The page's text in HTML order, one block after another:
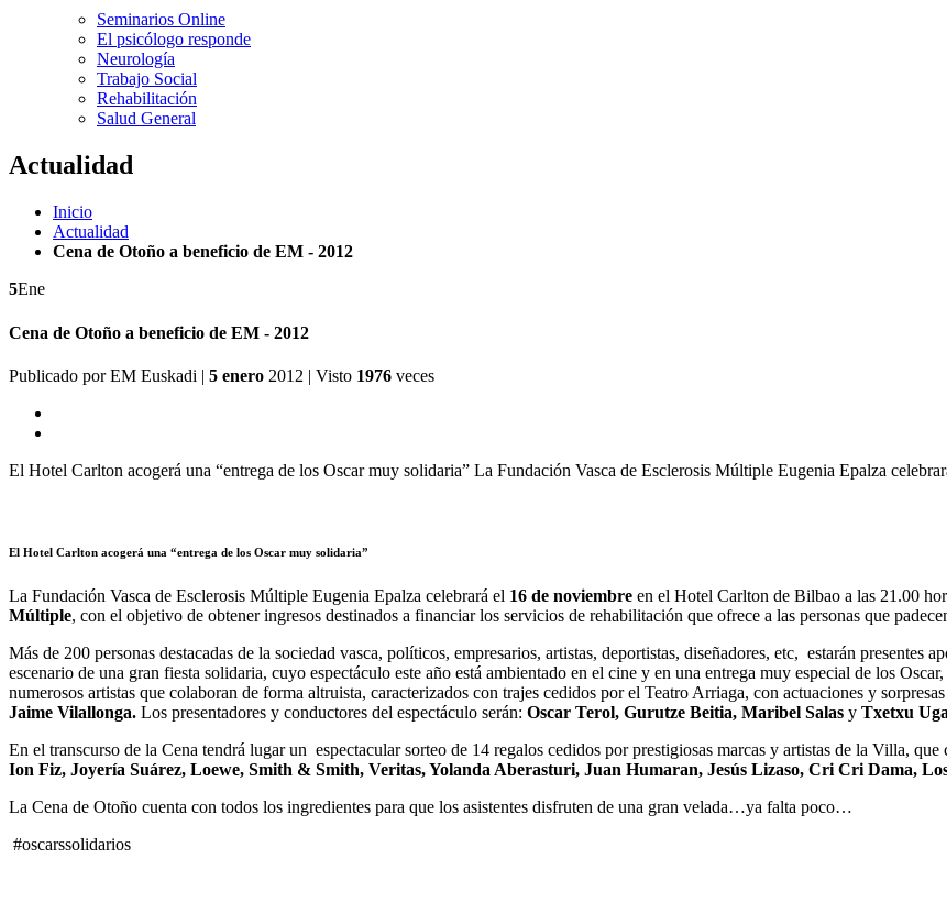
Seminarios Online
El psicólogo responde
Neurología
Trabajo Social
Rehabilitación
Salud General
Actualidad
Inicio
Actualidad
Cena de Otoño a beneficio de EM - 2012
5Ene
Cena de Otoño a beneficio de EM - 2012
Publicado porEM Euskadi | 5 enero 2012 | Visto 1976 veces
El Hotel Carlton acogerá una “entrega de los Oscar muy solidaria” La Fundación Vasca de Esclerosis Múltiple Eugenia Epalza
El Hotel Carlton acogerá una “entrega de los Oscar muy solidaria”
La Fundación Vasca de Esclerosis Múltiple Eugenia Epalza celebrará el 16 de noviembre en el Hotel Carlton de Bilbao a las 21.00
Múltiple, con el objetivo de obtener ingresos destinados a financiar los servicios de rehabilitación que ofrece a las personas que
Más de 200 personas destacadas de la sociedad vasca, políticos, empresarios, artistas, deportistas, diseñadores, etc, estarán
escenario de una gran fiesta solidaria, cuyo espectáculo este año está ambientado en el cine y en una entrega muy especial de los
numerosos artistas que colaboran de forma altruista, caracterizados con trajes cedidos por el Teatro Arriaga, con actuaciones y
Jaime Vilallonga. Los presentadores y conductores del espectáculo serán: Oscar Terol, Gurutze Beitia, Maribel Salas y Txetxu
En el transcurso de la Cena tendrá lugar un espectacular sorteo de 14 regalos cedidos por prestigiosas marcas y artistas de la Villa,
Ion Fiz, Joyería Suárez, Loewe, Smith & Smith, Veritas, Yolanda Aberasturi, Juan Humaran, Jesús Lizaso, Cri Cri Dama,
La Cena de Otoño cuenta con todos los ingredientes para que los asistentes disfruten de una gran velada…ya falta poco…
#oscarssolidarios